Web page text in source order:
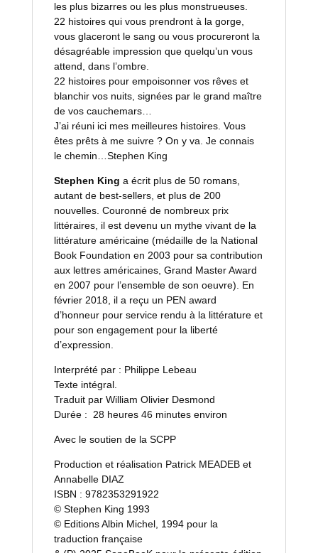
les plus bizarres ou les plus monstrueuses.
22 histoires qui vous prendront à la gorge,
vous glaceront le sang ou vous procureront la
désagréable impression que quelqu’un vous
attend, dans l’ombre.
22 histoires pour empoisonner vos rêves et
blanchir vos nuits, signées par le grand maître
de vos cauchemars…
J’ai réuni ici mes meilleures histoires. Vous
êtes prêts à me suivre ? On y va. Je connais
le chemin…Stephen King
Stephen King a écrit plus de 50 romans,
autant de best-sellers, et plus de 200
nouvelles. Couronné de nombreux prix
littéraires, il est devenu un mythe vivant de la
littérature américaine (médaille de la National
Book Foundation en 2003 pour sa contribution
aux lettres américaines, Grand Master Award
en 2007 pour l’ensemble de son oeuvre). En
février 2018, il a reçu un PEN award
d’honneur pour service rendu à la littérature et
pour son engagement pour la liberté
d’expression.
Interprété par : Philippe Lebeau
Texte intégral.
Traduit par William Olivier Desmond
Durée : 28 heures 46 minutes environ
Avec le soutien de la SCPP
Production et réalisation Patrick MEADEB et
Annabelle DIAZ
ISBN : 9782353291922
© Stephen King 1993
© Editions Albin Michel, 1994 pour la
traduction française